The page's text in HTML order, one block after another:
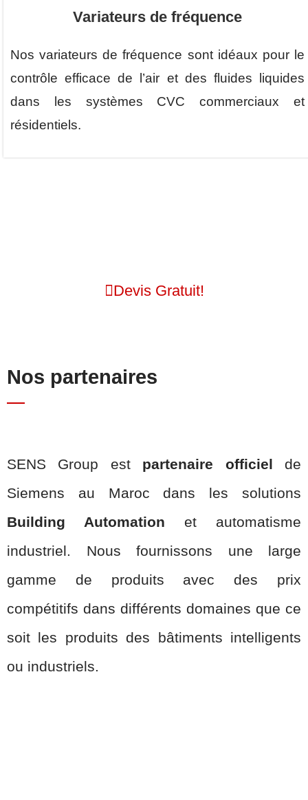
Variateurs de fréquence
Nos variateurs de fréquence sont idéaux pour le
contrôle efficace de l’air et des fluides liquides
dans les systèmes CVC commerciaux et
résidentiels.
Devis Gratuit!
Nos partenaires
SENS Group est partenaire officielde
Siemens au Maroc dans les solutions
Building Automation et automatisme
industriel. Nous fournissons une large
gamme de produits avec des prix
compétitifs dans différents domaines que ce
soit les produits des bâtiments intelligents
ou industriels.